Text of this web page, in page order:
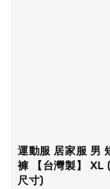
運動服 居家服 男
褲 【台灣製】 XL
尺寸)